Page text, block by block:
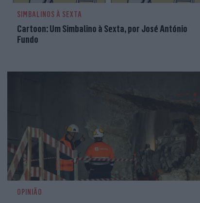
SIMBALINOS À SEXTA
Cartoon: Um Simbalino à Sexta, por José António
Fundo
OPINIÃO